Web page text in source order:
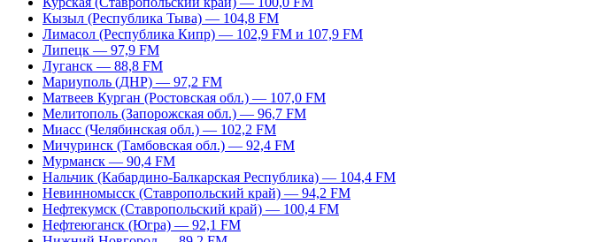
Кызыл (Республика Тыва) — 104,8 FM
Лимасол (Республика Кипр) — 102,9 FM и 107,9 FM
Липецк — 97,9 FM
Луганск — 88,8 FM
Мариуполь (ДНР) — 97,2 FM
Матвеев Курган (Ростовская обл.) — 107,0 FM
Мелитополь (Запорожская обл.) — 96,7 FM
Миасс (Челябинская обл.) — 102,2 FM
Мичуринск (Тамбовская обл.) — 92,4 FM
Мурманск — 90,4 FM
Нальчик (Кабардино-Балкарская Республика) — 104,4 FM
Невинномысск (Ставропольский край) — 94,2 FM
Нефтекумск (Ставропольский край) — 100,4 FM
Нефтеюганск (Югра) — 92,1 FM